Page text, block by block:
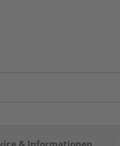
& Informationen